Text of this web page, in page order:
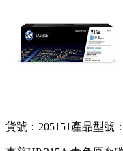
貨號：205151 產品型號